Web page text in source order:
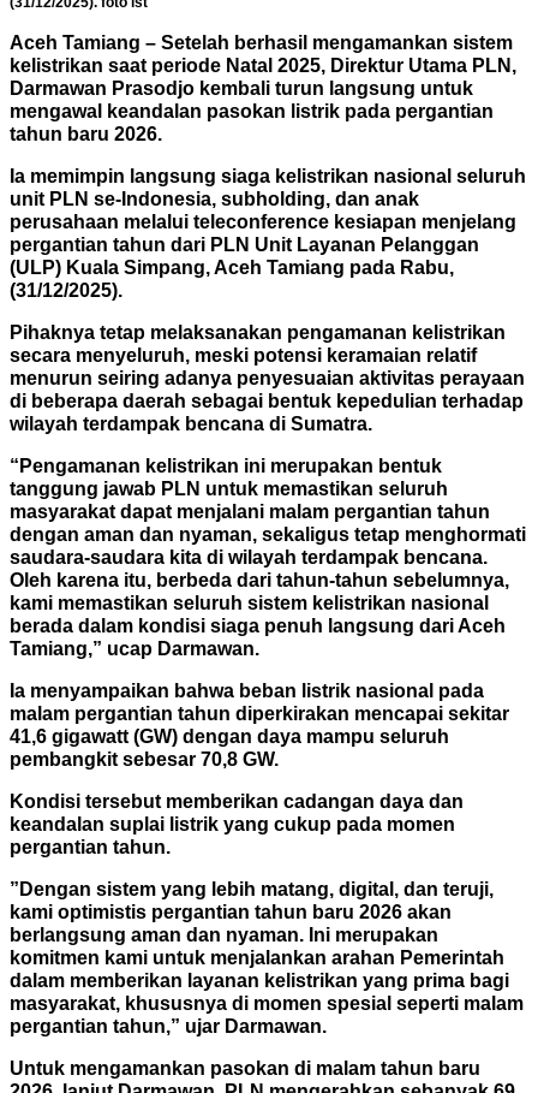
Aceh Tamiang – Setelah berhasil mengamankan sistem
kelistrikan saat periode Natal 2025, Direktur Utama PLN,
Darmawan Prasodjo kembali turun langsung untuk
mengawal keandalan pasokan listrik pada pergantian
tahun baru 2026.
Ia memimpin langsung siaga kelistrikan nasional seluruh
unit PLN se-Indonesia, subholding, dan anak
perusahaan melalui teleconference kesiapan menjelang
pergantian tahun dari PLN Unit Layanan Pelanggan
(ULP) Kuala Simpang, Aceh Tamiang pada Rabu,
(31/12/2025).
Pihaknya tetap melaksanakan pengamanan kelistrikan
secara menyeluruh, meski potensi keramaian relatif
menurun seiring adanya penyesuaian aktivitas perayaan
di beberapa daerah sebagai bentuk kepedulian terhadap
wilayah terdampak bencana di Sumatra.
“Pengamanan kelistrikan ini merupakan bentuk
tanggung jawab PLN untuk memastikan seluruh
masyarakat dapat menjalani malam pergantian tahun
dengan aman dan nyaman, sekaligus tetap menghormati
saudara-saudara kita di wilayah terdampak bencana.
Oleh karena itu, berbeda dari tahun-tahun sebelumnya,
kami memastikan seluruh sistem kelistrikan nasional
berada dalam kondisi siaga penuh langsung dari Aceh
Tamiang,” ucap Darmawan.
Ia menyampaikan bahwa beban listrik nasional pada
malam pergantian tahun diperkirakan mencapai sekitar
41,6 gigawatt (GW) dengan daya mampu seluruh
pembangkit sebesar 70,8 GW.
Kondisi tersebut memberikan cadangan daya dan
keandalan suplai listrik yang cukup pada momen
pergantian tahun.
”Dengan sistem yang lebih matang, digital, dan teruji,
kami optimistis pergantian tahun baru 2026 akan
berlangsung aman dan nyaman. Ini merupakan
komitmen kami untuk menjalankan arahan Pemerintah
dalam memberikan layanan kelistrikan yang prima bagi
masyarakat, khususnya di momen spesial seperti malam
pergantian tahun,” ujar Darmawan.
Untuk mengamankan pasokan di malam tahun baru